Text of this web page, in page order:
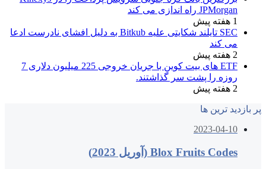
JPMorgan راه اندازی می کند
1 هفته پیش
SEC تایلند شکایتی علیه Bitkub به دلیل افشای نادرست ادعا
می کند
2 هفته پیش
ETF های بیت کوین با جریان خروجی 225 میلیون دلاری 7
روزه را پشت سر گذاشتند.
2 هفته پیش
پر بازدید ترین ها
2023-04-10
Blox Fruits Codes (آوریل 2023)